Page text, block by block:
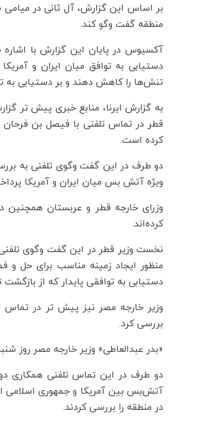
بر اساس این گزارش، آل ثانی در میامی
منطقه گفت وگو کند.
آکسیوس در پایان این گزارش با
دستیابی به توافق میان ایران و
تنش‌ها را کاهش دهند و بر دستیابی به
به گزارش ایرنا، منابع خبری پیش تر
قطر در تماس تلفنی با فیصل بن فرحان
کرده است.
دو طرف در این گفت وگوی تلفنی به
ویژه آتش بس میان ایران و آمریکا
وزرای خارجه قطر و عربستان همچنین
کرده‌اند.
نخست وزیر قطر در این گفت وگوی
منظور ایجاد زمینه مناسب برای حل و
دستیابی به توافقی پایدار که از
وزیر خارجه مصر نیز پیش تر در
بررسی کرد.
«بدر عبدالعاطی» وزیر خارجه مصر روز
دو طرف در این تماس تلفنی همکاری
آتش‌بس بین آمریکا و جمهوری اسلامی
در منطقه را بررسی کردند.